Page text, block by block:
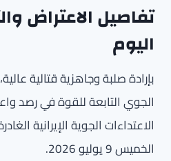
تفاصيل الاعتراض
اليوم
بإرادة صلبة وجاهزية قتالية
الجوي التابعة للقوة في رصد
الخميس 9 يوليو 2026.